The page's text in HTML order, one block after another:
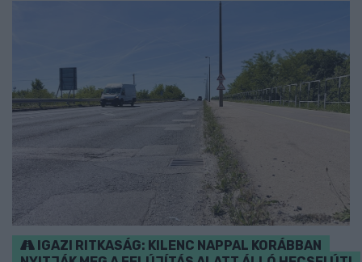
IGAZI RITKASÁG: KILENC NAPPAL KORÁBBAN